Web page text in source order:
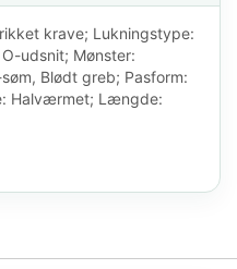
krave; Lukningstype:
udsnit; Mønster:
Blødt greb; Pasform:
Halværmet; Længde: